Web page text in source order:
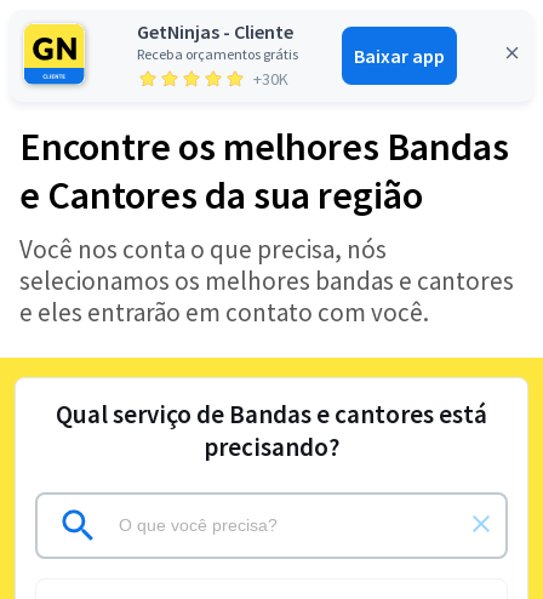
GetNinjas - Cliente
Receba orçamentos grátis
+30K
Baixar app
Entrar
Encontre os melhores Bandas
e Cantores da sua região
Você nos conta o que precisa, nós
selecionamos os melhores bandas e cantores
e eles entrarão em contato com você.
Qual serviço de Bandas e cantores está
precisando?